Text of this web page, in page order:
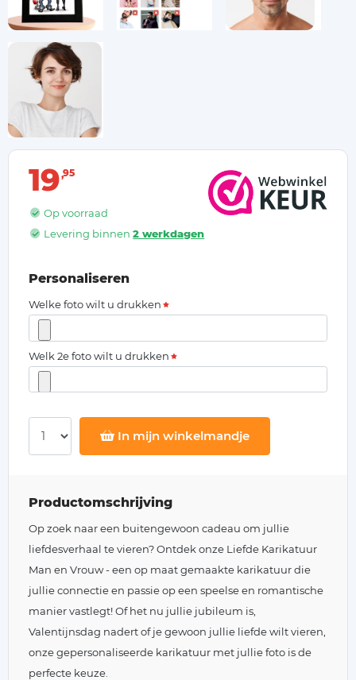
19 95
Op voorraad
Levering binnen2 werkdagen
Personaliseren
Welke foto wilt u drukken
Welk 2e foto wilt u drukken
In mijn winkelmandje
Productomschrijving
Op zoek naar een buitengewoon cadeau om jullie
liefdesverhaal te vieren? Ontdek onze Liefde Karikatuur
Man en Vrouw - een op maat gemaakte karikatuur die
jullie connectie en passie op een speelse en romantische
manier vastlegt! Of het nu jullie jubileum is,
Valentijnsdag nadert of je gewoon jullie liefde wilt vieren,
onze gepersonaliseerde karikatuur met jullie foto is de
perfecte keuze.